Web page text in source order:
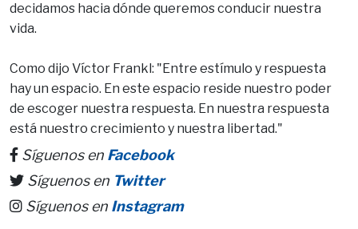
decidamos hacia dónde queremos conducir nuestra
vida.
Como dijo Víctor Frankl: "Entre estímulo y respuesta
hay un espacio. En este espacio reside nuestro poder
de escoger nuestra respuesta. En nuestra respuesta
está nuestro crecimiento y nuestra libertad."
Síguenos en Facebook
Síguenos en Twitter
Síguenos en Instagram